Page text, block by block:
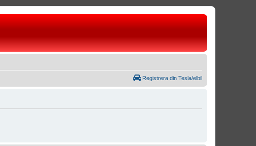
Registrera din Tesla/elbil